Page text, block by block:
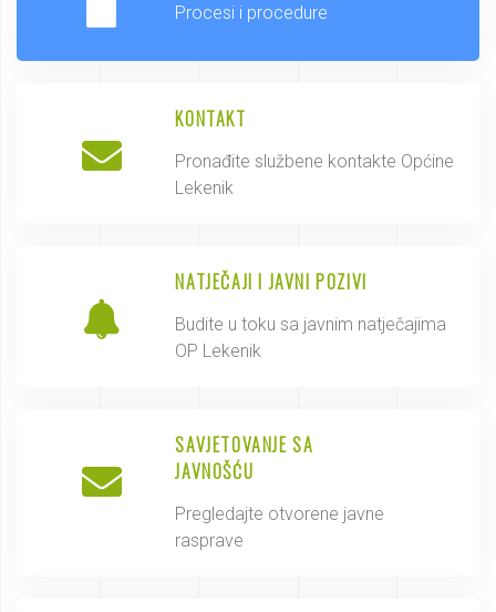
Procesi i procedure
KONTAKT
Pronađite službene kontakte Općine
Lekenik
NATJEČAJI I JAVNI POZIVI
Budite u toku sa javnim natječajima
OP Lekenik
SAVJETOVANJE SA
JAVNOŠĆU
Pregledajte otvorene javne
rasprave